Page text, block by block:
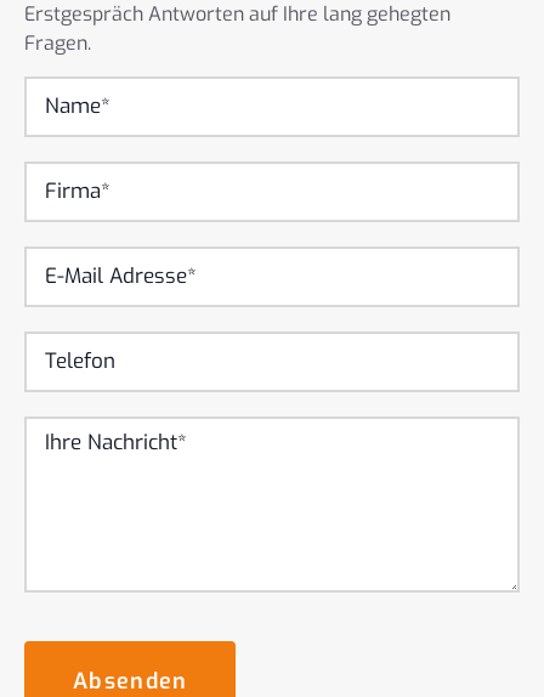
Erstgespräch Antworten auf Ihre lang gehegten
Fragen.
Absenden